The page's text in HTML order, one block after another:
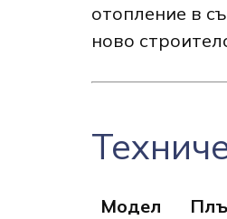
отопление в
ново
Модел